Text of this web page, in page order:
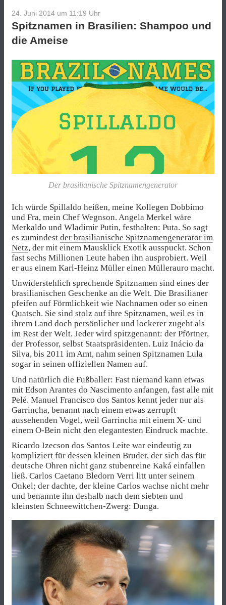
24. Juni 2014 um 11:19 Uhr
Spitznamen in Brasilien: Shampoo und
die Ameise
Der brasilianische Spitznamengenerator
Ich würde Spillaldo heißen, meine Kollegen Dobbimo
und Fra, mein Chef Wegnson. Angela Merkel wäre
Merkaldo und Wladimir Putin, festhalten: Puta. So sagt
es zumindest der brasilianische Spitznamengenerator im
Netz, der mit einem Mausklick Exotik ausspuckt. Schon
fast sechs Millionen Leute haben ihn ausprobiert. Weil
er aus einem Karl-Heinz Müller einen Müllerauro macht.
Unwiderstehlich sprechende Spitznamen sind eines der
brasilianischen Geschenke an die Welt. Die Brasilianer
pfeifen auf Förmlichkeit wie Nachnamen oder so einen
Quatsch. Sie sind stolz auf ihre Spitznamen, weil es in
ihrem Land doch persönlicher und lockerer zugeht als
im Rest der Welt. Jeder wird spitzgenannt: der Pförtner,
der Professor, selbst Staatspräsidenten. Luiz Inácio da
Silva, bis 2011 im Amt, nahm seinen Spitznamen Lula
sogar in seinen offiziellen Namen auf.
Und natürlich die Fußballer: Fast niemand kann etwas
mit Edson Arantes do Nascimento anfangen, fast alle mit
Pelé. Manuel Francisco dos Santos kennt jeder nur als
Garrincha, benannt nach einem etwas zerrupft
aussehenden Vogel, weil Garrincha mit einem X- und
einem O-Bein nicht den elegantesten Eindruck machte.
Ricardo Izecson dos Santos Leite war eindeutig zu
kompliziert für dessen kleinen Bruder, der sich das für
deutsche Ohren nicht ganz stubenreine Kaká einfallen
ließ. Carlos Caetano Bledorn Verri litt unter seinem
Onkel; der dachte, der kleine Carlos wachse nicht mehr
und benannte ihn deshalb nach dem siebten und
kleinsten Schneewittchen-Zwerg: Dunga.